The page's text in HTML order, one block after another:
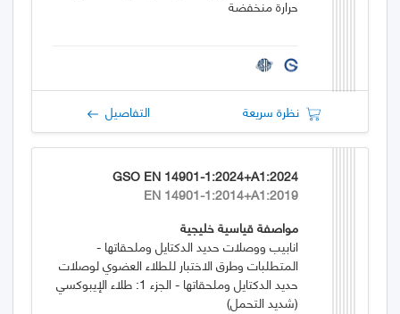
حرارة منخفضة
نظرة سريعة التفاصيل
GSO EN 14901-1:2024+A1:2024
EN 14901-1:2014+A1:2019
مواصفة قياسية خليجية
انابيب ووصلات حديد الدكتايل وملحقاتها -
المتطلبات وطرق الاختبار للطلاء العضوي لوصلات
حديد الدكتايل وملحقاتها - الجزء 1: طلاء الإيبوكسي
(شديد التحمل)